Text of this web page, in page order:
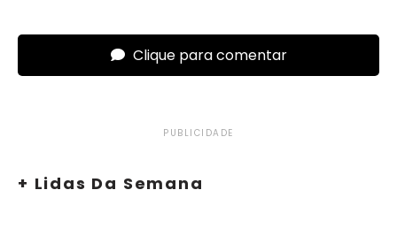
Clique para comentar
PUBLICIDADE
+ Lidas Da Semana